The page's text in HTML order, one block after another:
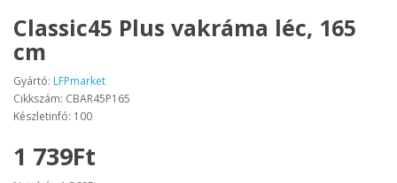
Classic45 Plus vakráma léc, 165
cm
Gyártó: LFPmarket
Cikkszám: CBAR45P165
Készletinfó: 100
1 739Ft